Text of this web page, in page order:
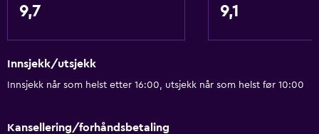
Gulv av hardved eller parkett
Familierom
Parkering og transport
9,7 9,1
Innsjekk/utsjekk
Innsjekk når som helst etter 16:00, utsjekk når som helst før 10:00
Kansellering/forhåndsbetaling